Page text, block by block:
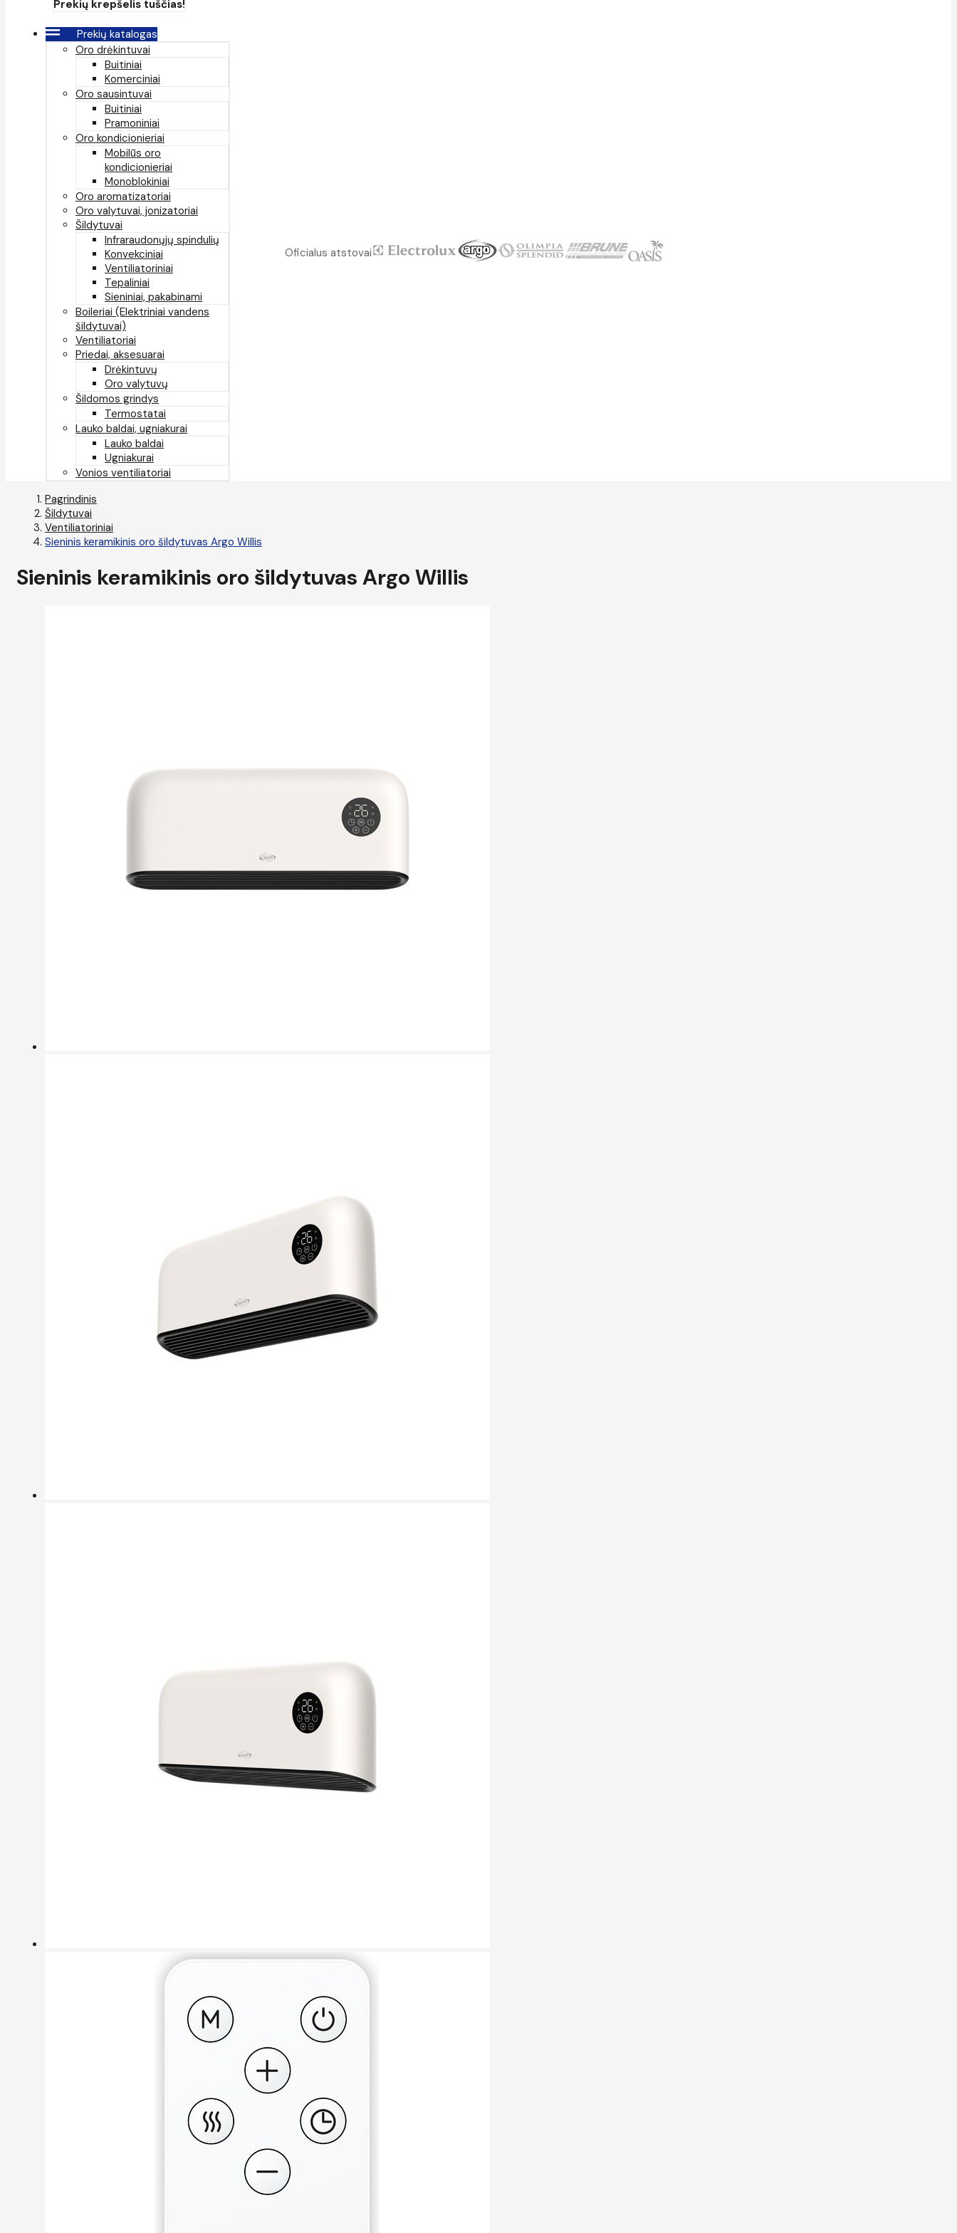
Prekių krepšelis tuščias!
Prekių katalogas
Oro drėkintuvai
Buitiniai
Komerciniai
Oro sausintuvai
Buitiniai
Pramoniniai
Oro kondicionieriai
Mobilūs oro
kondicionieriai
Monoblokiniai
Oro aromatizatoriai
Oro valytuvai, jonizatoriai
Šildytuvai
Infraraudonųjų spindulių
Konvekciniai
Ventiliatoriniai
Tepaliniai
Sieniniai, pakabinami
Boileriai (Elektriniai vandens
šildytuvai)
Ventiliatoriai
Priedai, aksesuarai
Drėkintuvų
Oro valytuvų
Šildomos grindys
Termostatai
Lauko baldai, ugniakurai
Lauko baldai
Ugniakurai
Vonios ventiliatoriai
Oficialus atstovai
Pagrindinis
Šildytuvai
Ventiliatoriniai
Sieninis keramikinis oro šildytuvas Argo Willis
Sieninis keramikinis oro šildytuvas Argo Willis